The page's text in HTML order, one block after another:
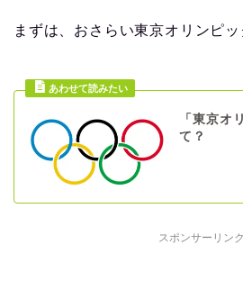
まずは、おさらい東京オリンピ
「東京オ
て？
スポンサーリンク